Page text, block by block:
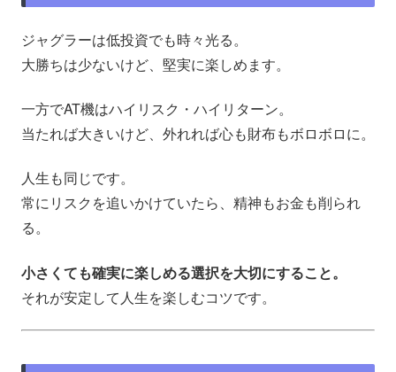
ジャグラーは低投資でも時々光る。
大勝ちは少ないけど、堅実に楽しめます。
一方でAT機はハイリスク・ハイリターン。
当たれば大きいけど、外れれば心も財布もボロボロに。
人生も同じです。
常にリスクを追いかけていたら、精神もお金も削られ
る。
小さくても確実に楽しめる選択を大切にすること。
それが安定して人生を楽しむコツです。